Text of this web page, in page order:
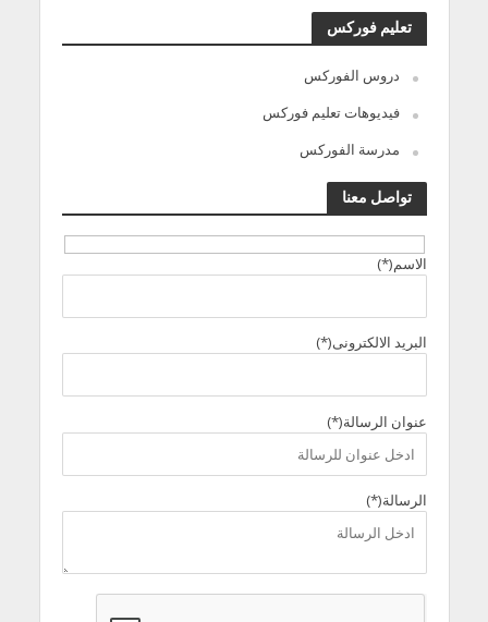
تعليم فوركس
دروس الفوركس
فيديوهات تعليم فوركس
مدرسة الفوركس
تواصل معنا
الاسم(*)
البريد الالكترونى(*)
عنوان الرسالة(*)
الرسالة(*)